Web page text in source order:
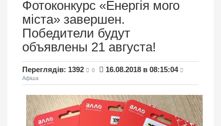
Фотоконкурс «Енергія мого
міста» завершен.
Победители будут
объявлены 21 августа!
Переглядів: 1392 0 16.08.2018 в 08:15:04
Афіша